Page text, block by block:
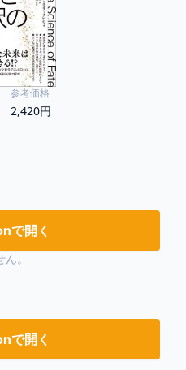
参考価格
2,420円
で開く
。
で開く